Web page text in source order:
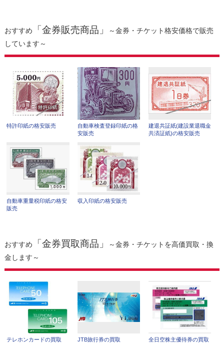
おすすめ 「金券販売商品」
～金券・チケット格安価格で販売
しています～
特許印紙の格安販売
自動車検査登録印紙の格
安販売
建退共証紙(建設業退職金
共済証紙)の格安販売
自動車重量税印紙の格安
販売
収入印紙の格安販売
おすすめ 「金券買取商品」
～金券・チケットを高価買取・換
金します～
テレホンカードの買取 JTB旅行券の買取 全日空株主優待券の買取